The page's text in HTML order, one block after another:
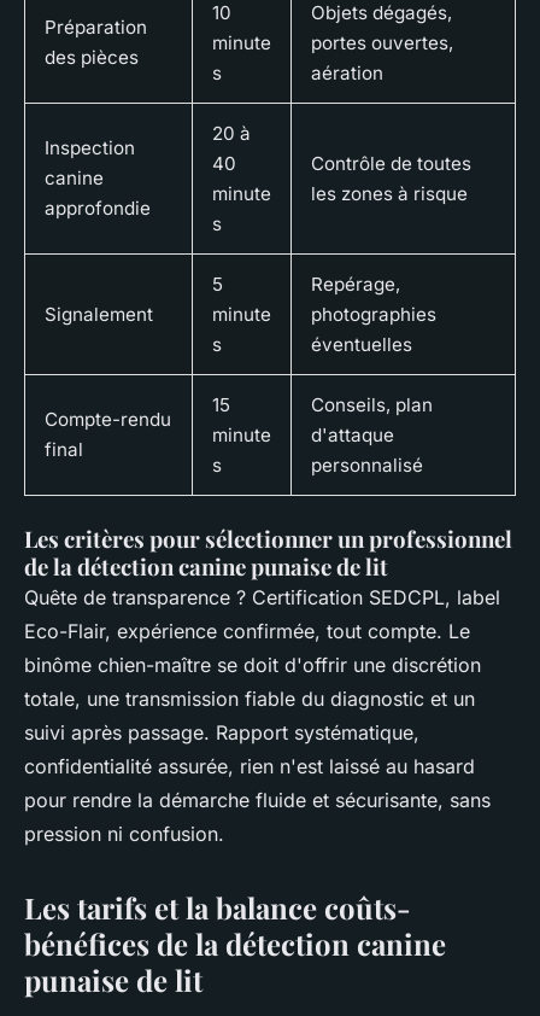
Préparation
des pièces
10
minute
s
Objets dégagés,
portes ouvertes,
aération
Inspection
canine
approfondie
20 à
40
minute
s
Contrôle de toutes
les zones à risque
Signalement
5
minute
s
Repérage,
photographies
éventuelles
Compte-rendu
final
15
minute
s
Conseils, plan
d'attaque
personnalisé
Les critères pour sélectionner un professionnel
de la détection canine punaise de lit
Quête de transparence ? Certification SEDCPL, label
Eco-Flair, expérience confirmée, tout compte. Le
binôme chien-maître se doit d'offrir une discrétion
totale, une transmission fiable du diagnostic et un
suivi après passage. Rapport systématique,
confidentialité assurée, rien n'est laissé au hasard
pour rendre la démarche fluide et sécurisante, sans
pression ni confusion.
Les tarifs et la balance coûts-
bénéfices de la détection canine
punaise de lit